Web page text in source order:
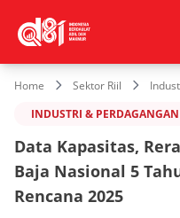
Home Sektor Riil
INDUSTRI & PERDAGANGAN
Data Kapasitas,
Baja Nasional 5
Rencana 2025